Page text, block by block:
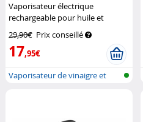
Vaporisateur électrique
rechargeable pour huile et
Rosenstein &
Söhne
29,90€ Prix conseillé
17,95€
Vaporisateur de vinaigre et